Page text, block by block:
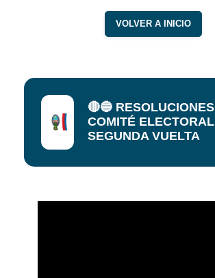
VOLVER A INICIO
🔴🔵 RESOLUCIONES
COMITÉ ELECTORAL
SEGUNDA VUELTA